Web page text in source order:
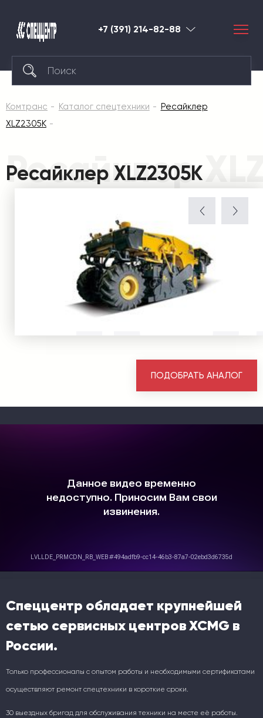
+7 (391) 214-82-88 Красноярск
Комтранс Каталог спецтехники
Ресайклер
XLZ2305K
Ресайклер
Ресайклер XLZ2305K
ПОДОБРАТЬ АНАЛОГ
Спеццентр обладает крупнейшей
сетью сервисных центров XCMG в
России.
Только профессионалы с опытом работы и необходимыми сертификатами
осуществляют ремонт спецтехники в короткие сроки.
30 выездных бригад для обслуживания техники на месте её работы.